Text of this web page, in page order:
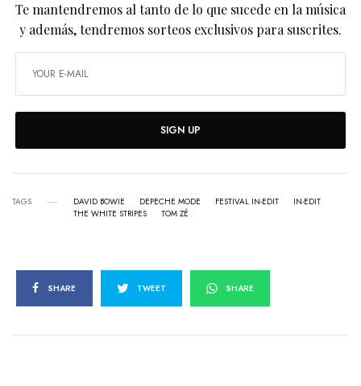
Te mantendremos al tanto de lo que sucede en la música
y además, tendremos sorteos exclusivos para suscrites.
SIGN UP
TAGS DAVID BOWIE DEPECHE MODE FESTIVAL IN-EDIT
IN-EDIT
THE WHITE STRIPES
TOM ZÉ
SHARE TWEET SHARE